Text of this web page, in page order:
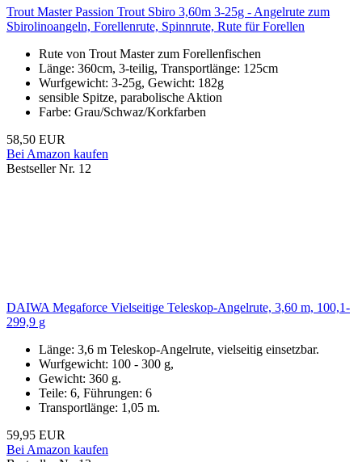
Trout Master Passion Trout Sbiro 3,60m 3-25g - Angelrute zum
Sbirolinoangeln, Forellenrute, Spinnrute, Rute für Forellen
Rute von Trout Master zum Forellenfischen
Länge: 360cm, 3-teilig, Transportlänge: 125cm
Wurfgewicht: 3-25g, Gewicht: 182g
sensible Spitze, parabolische Aktion
Farbe: Grau/Schwaz/Korkfarben
58,50 EUR
Bei Amazon kaufen
Bestseller Nr. 12
DAIWA Megaforce Vielseitige Teleskop-Angelrute, 3,60 m, 100,1-
299,9 g
Länge: 3,6 m Teleskop-Angelrute, vielseitig einsetzbar.
Wurfgewicht: 100 - 300 g,
Gewicht: 360 g.
Teile: 6, Führungen: 6
Transportlänge: 1,05 m.
59,95 EUR
Bei Amazon kaufen